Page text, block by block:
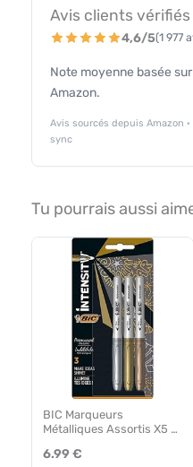
Avis clients vérifiés
4,6/5(1 977
Note moyenne basée
Amazon.
Avis sourcés depuis Amazon
sync
Tu pourrais aussi
BIC Marqueurs
Métalliques Assortis X5 –
6.99 €